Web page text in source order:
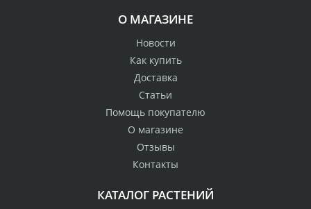
О МАГАЗИНЕ
Новости
Как купить
Доставка
Статьи
Помощь покупателю
О магазине
Отзывы
Контакты
КАТАЛОГ РАСТЕНИЙ